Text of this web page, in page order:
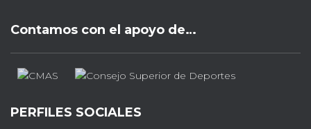
Contamos con el apoyo de…
PERFILES SOCIALES